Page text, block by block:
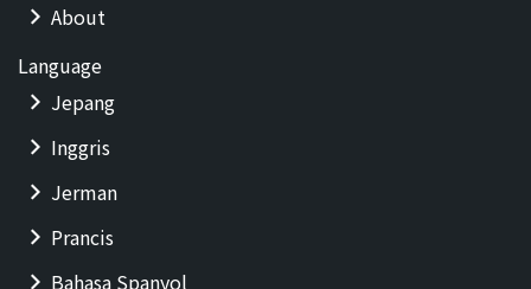
About
Language
Jepang
Inggris
Jerman
Prancis
Bahasa Spanyol